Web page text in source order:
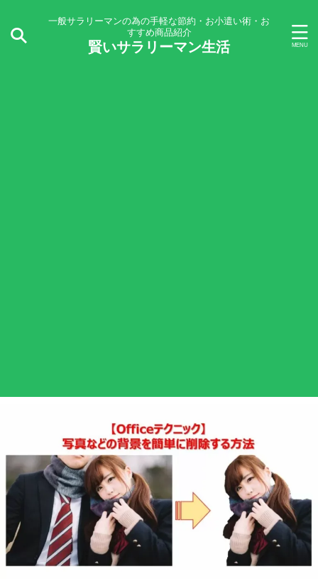
一般サラリーマンの為の手軽な節約・お小遣い術・お
すすめ商品紹介
賢いサラリーマン生活